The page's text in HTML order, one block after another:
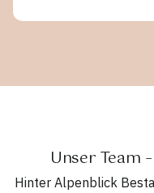
Unser Team
Hinter Alpenblick